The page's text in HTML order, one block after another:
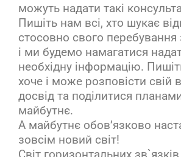
можуть надати такі
Пишіть нам всі, хто шукає
стосовно свого
і ми будемо намагатися
необхідну інформацію.
хоче і може розповісти свій
досвід та поділитися
майбутнє.
А майбутнє обов’язково
зовсім новий світ!